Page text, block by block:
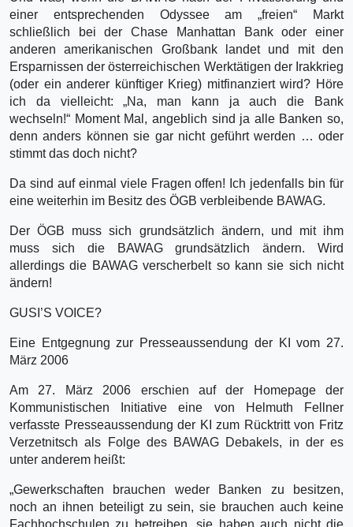
einer entsprechenden Odyssee am „freien“ Markt
schließlich bei der Chase Manhattan Bank oder einer
anderen amerikanischen Großbank landet und mit den
Ersparnissen der österreichischen Werktätigen der Irakkrieg
(oder ein anderer künftiger Krieg) mitfinanziert wird? Höre
ich da vielleicht: „Na, man kann ja auch die Bank
wechseln!“ Moment Mal, angeblich sind ja alle Banken so,
denn anders können sie gar nicht geführt werden … oder
stimmt das doch nicht?
Da sind auf einmal viele Fragen offen! Ich jedenfalls bin für
eine weiterhin im Besitz des ÖGB verbleibende BAWAG.
Der ÖGB muss sich grundsätzlich ändern, und mit ihm
muss sich die BAWAG grundsätzlich ändern. Wird
allerdings die BAWAG verscherbelt so kann sie sich nicht
ändern!
GUSI’S VOICE?
Eine Entgegnung zur Presseaussendung der KI vom 27.
März 2006
Am 27. März 2006 erschien auf der Homepage der
Kommunistischen Initiative eine von Helmuth Fellner
verfasste Presseaussendung der KI zum Rücktritt von Fritz
Verzetnitsch als Folge des BAWAG Debakels, in der es
unter anderem heißt:
„Gewerkschaften brauchen weder Banken zu besitzen,
noch an ihnen beteiligt zu sein, sie brauchen auch keine
Fachhochschulen zu betreiben, sie haben auch nicht die